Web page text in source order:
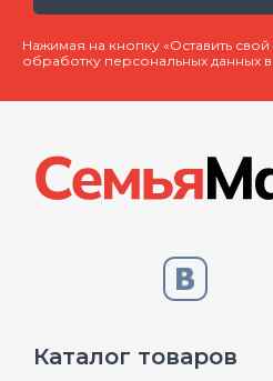
Нажимая на кнопку «Оставить
обработку персональных данных в
Каталог товаров